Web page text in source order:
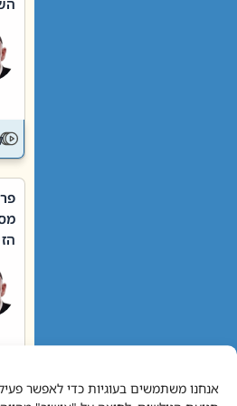
אנחנו משתמשים בעוגיות כדי לאפשר
חיינו